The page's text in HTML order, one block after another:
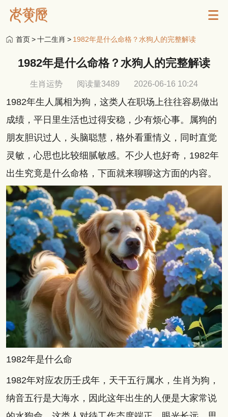
首页>十二生肖 > 1982年是什么命格？水狗人的完整解读
1982年是什么命格？水狗人的完整解读
生肖运势 阅读量3489 2026-06-16 10:24
1982年生人属相为狗，这类人在职场上往往容易做出
成绩，平日里生活也过得安稳，少有烦心事。属狗的
朋友胆识过人，头脑聪慧，格外看重情义，同时直觉
灵敏，心思也比较细腻敏感。不少人也好奇，1982年
出生究竟是什么命格，下面就来聊聊这方面的内容。
1982年是什么命
1982年对应农历壬戌年，天干五行属水，生肖为狗，
纳音五行是大海水，因此这年出生的人便是大家常说